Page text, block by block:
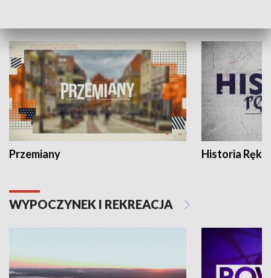
Przemiany Historia Ręką
WYPOCZYNEK I REKREACJA